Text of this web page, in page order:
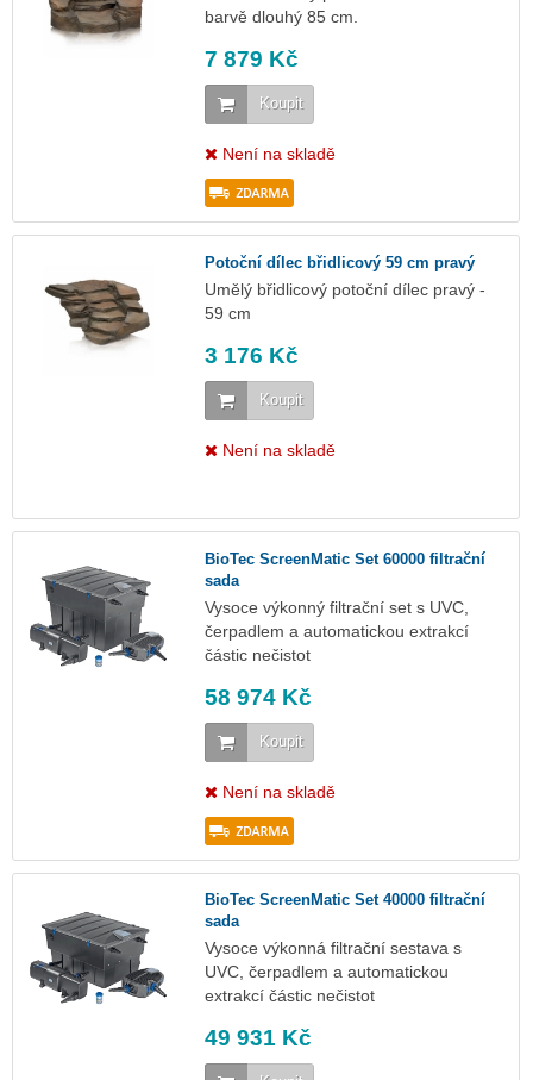
barvě dlouhý 85 cm.
7 879 Kč
Koupit
Není na skladě
Potoční dílec břidlicový 59 cm pravý
Umělý břidlicový potoční dílec pravý -
59 cm
3 176 Kč
Koupit
Není na skladě
BioTec ScreenMatic Set 60000 filtrační
sada
Vysoce výkonný filtrační set s UVC,
čerpadlem a automatickou extrakcí
částic nečistot
58 974 Kč
Koupit
Není na skladě
BioTec ScreenMatic Set 40000 filtrační
sada
Vysoce výkonná filtrační sestava s
UVC, čerpadlem a automatickou
extrakcí částic nečistot
49 931 Kč